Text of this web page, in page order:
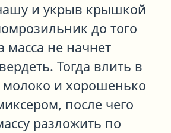
и укрыв крышкой
до того
масса не начнет
Тогда влить в
молоко и хорошенько
после чего
разложить по